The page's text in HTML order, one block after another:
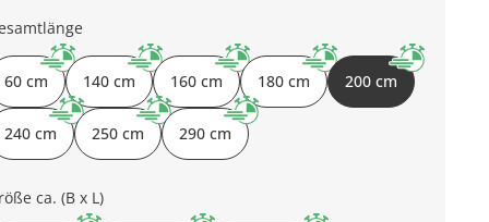
60 cm 140 cm 160 cm 180 cm 200 cm
240 cm 250 cm 290 cm
ca. (B x L)